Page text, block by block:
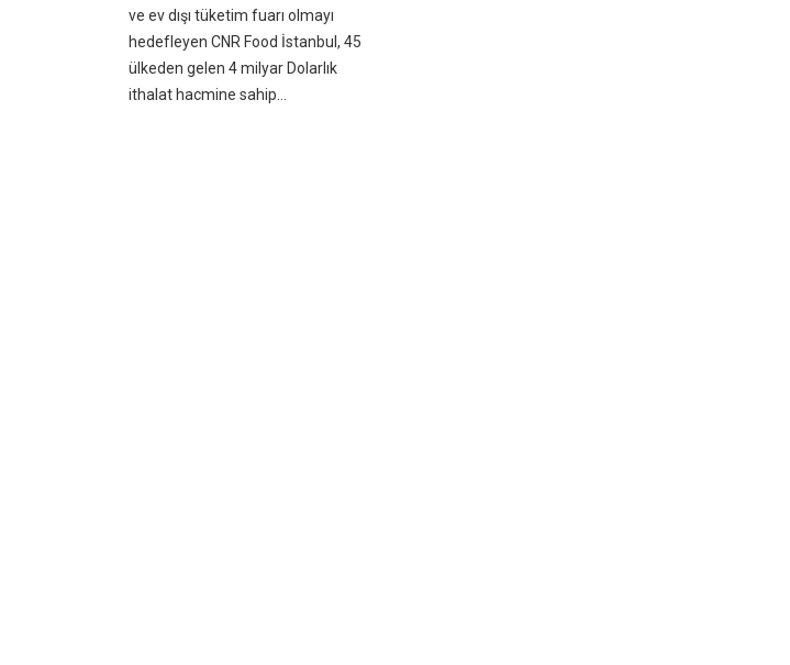
ve ev dışı tüketim fuarı olmayı
hedefleyen CNR Food İstanbul, 45
ülkeden gelen 4 milyar Dolarlık
ithalat hacmine sahip...